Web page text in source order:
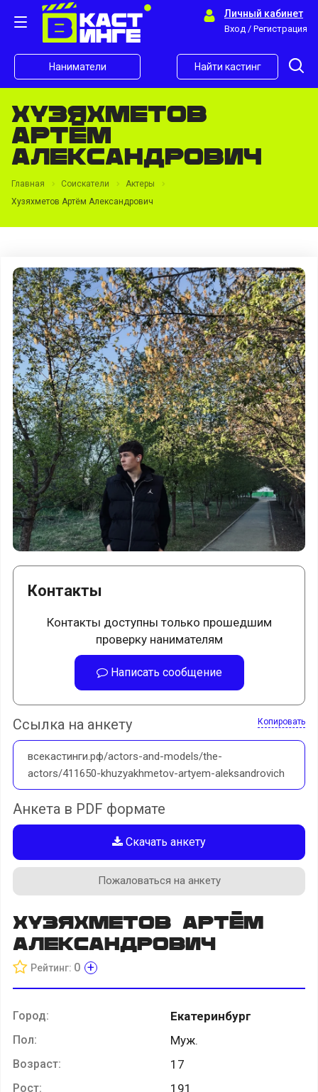
Личный кабинет
Вход / Регистрация
Наниматели Найти кастинг
Хузяхметов
Артём
Александрович
Главная Соискатели
Актеры
Хузяхметов Артём Александрович
Контакты
Контакты доступны только прошедшим
проверку нанимателям
Написать сообщение
Ссылка на анкету Копировать
всекастинги.рф/actors-and-models/the-
actors/411650-khuzyakhmetov-artyem-aleksandrovich
Анкета в PDF формате
Скачать анкету
Пожаловаться на анкету
Хузяхметов Артём
Александрович
Рейтинг: 0 +
Город: Екатеринбург
Пол: Муж.
Возраст: 17
Рост: 191